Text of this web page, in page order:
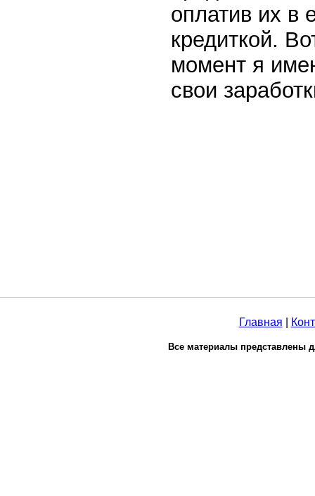
оплатив их в
кредиткой.
момент я
свои
Главная
Все материалы представлены